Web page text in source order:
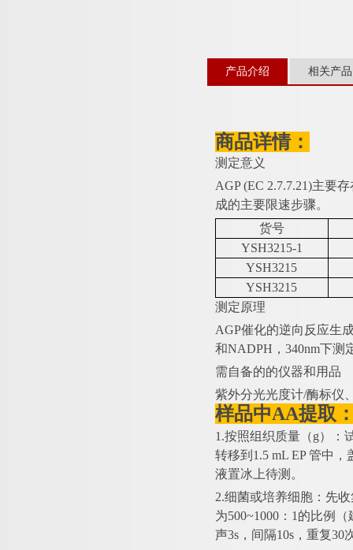
产品介绍 相关产品
商品详情：
测定意义
AGP (EC 2.7.7.21)主要
成的主要限速步骤。
货号
YSH3215-1
YSH3215
YSH3215
测定原理
AGP催化的逆向反应生
和NADPH，340nm下测
需自备的的仪器和用品
紫外分光光度计/酶标仪
样品中AA提取
1.按照组织质量（g）：
转移到1.5 mL EP 管中
液置冰上待测。
2.细菌或培养细胞：先
为500~1000：1的比例
声3s，间隔10s，重复